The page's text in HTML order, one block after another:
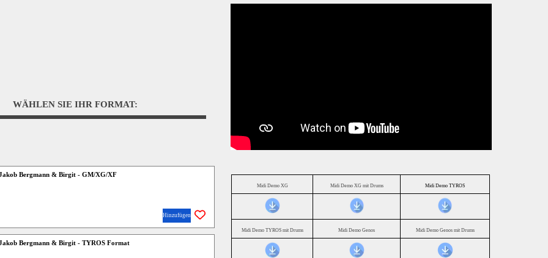
WÄHLEN SIE IHR FORMAT:
Bergmann & Birgit - GM/XG/XF
Hinzufügen
Bergmann & Birgit - TYROS Format
Midi Demo XG Midi Demo XG mit Drums Midi Demo TYROS
Midi Demo TYROS mit Drums Midi Demo Genos Midi Demo Genos mit Drums